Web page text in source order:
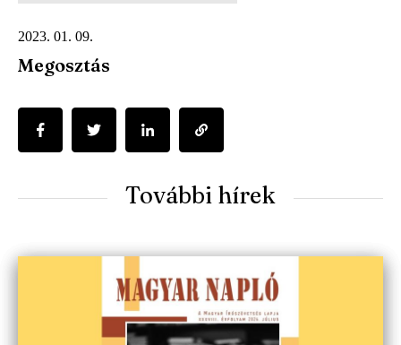
Megosztás
2023. 01. 09.
További hírek